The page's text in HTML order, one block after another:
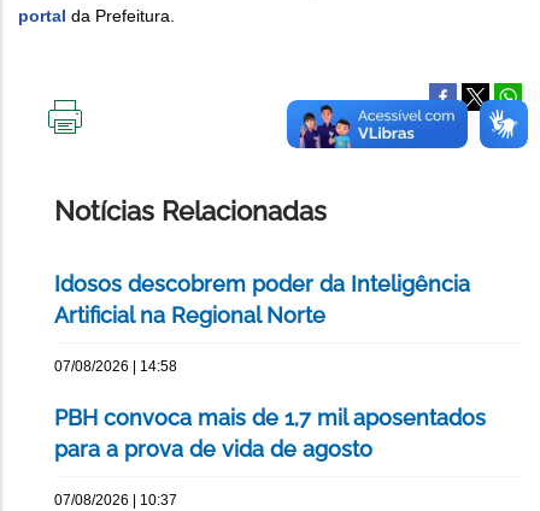
portal da Prefeitura.
Notícias Relacionadas
Idosos descobrem poder da Inteligência
Artificial na Regional Norte
07/08/2026 | 14:58
PBH convoca mais de 1,7 mil aposentados
para a prova de vida de agosto
07/08/2026 | 10:37